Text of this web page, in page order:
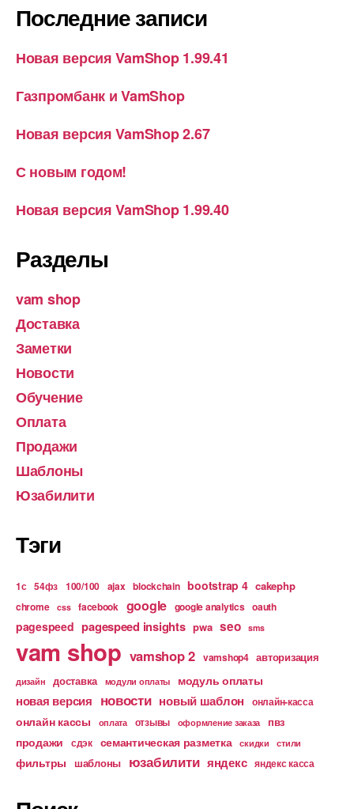
Последние записи
Новая версия VamShop 1.99.41
Газпромбанк и VamShop
Новая версия VamShop 2.67
С новым годом!
Новая версия VamShop 1.99.40
Разделы
vam shop
Доставка
Заметки
Новости
Обучение
Оплата
Продажи
Шаблоны
Юзабилити
Тэги
1с 54фз 100/100 ajax blockchain bootstrap 4 cakephp
chrome css facebook google google analytics oauth
pagespeed pagespeed insights pwa seo sms
vam shop vamshop 2 vamshop4 авторизация
дизайн доставка модули оплаты модуль оплаты
новая версия новости новый шаблон онлайн-касса
онлайн кассы оплата отзывы оформление заказа пвз
продажи сдэк семантическая разметка скидки стили
фильтры шаблоны юзабилити яндекс яндекс касса